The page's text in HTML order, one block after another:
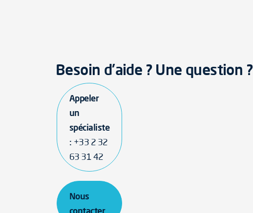
Besoin d'aide ? Une question ?
Appeler
un
spécialiste
: +33 2 32
63 31 42
Nous
contacter